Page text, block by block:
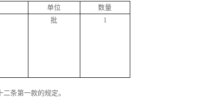
单位
数量
批 1
条第一款的规定。